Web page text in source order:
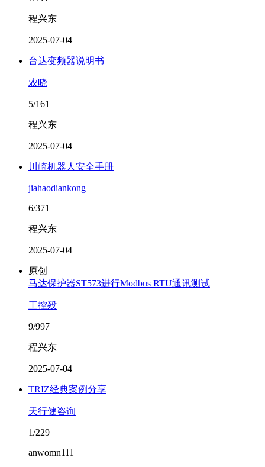
程兴东
2025-07-04
台达变频器说明书
农晓
5/161
程兴东
2025-07-04
川崎机器人安全手册
jiahaodiankong
6/371
程兴东
2025-07-04
原创
马达保护器ST573进行Modbus RTU通讯测试
工控殁
9/997
程兴东
2025-07-04
TRIZ经典案例分享
天行健咨询
1/229
anwomn111